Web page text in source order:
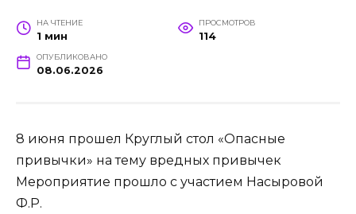
НА ЧТЕНИЕ
1 мин
ПРОСМОТРОВ
114
ОПУБЛИКОВАНО
08.06.2026
8 июня прошел Круглый стол «Опасные
привычки» на тему вредных привычек
Мероприятие прошло с участием Насыровой
Ф.Р.